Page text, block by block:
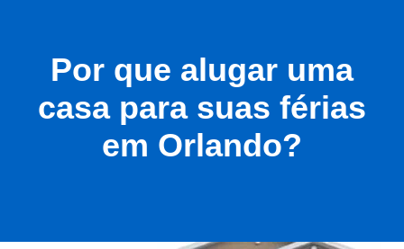
Por que alugar uma
casa para suas férias
em Orlando?